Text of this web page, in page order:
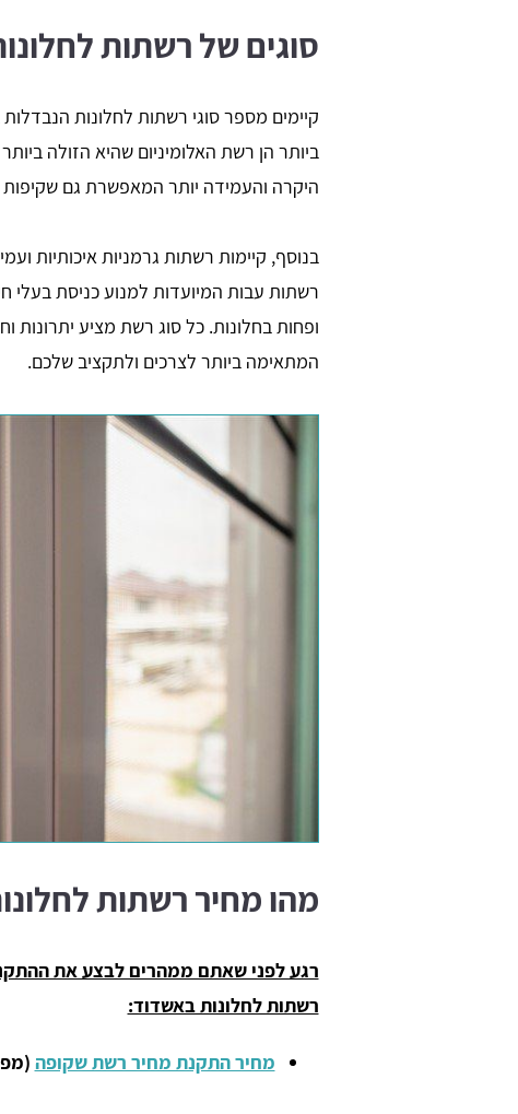
סוגים של רשתות
קיימים מספר סוגי רשתות לחלונות הנבדלות
ביותר הן רשת האלומיניום שהיא הזולה
היקרה והעמידה יותר המאפשרת גם שקיפות
בנוסף, קיימות רשתות גרמניות איכותיות
רשתות עבות המיועדות למנוע כניסת בעלי
ופחות בחלונות. כל סוג רשת מציע יתרונות
המתאימה ביותר לצרכים ולתקציב שלכם.
מהו מחיר רשתות
רגע לפני שאתם ממהרים לבצע את
רשתות לחלונות באשדוד:
מחיר התקנת מחיר רשת שקופה
max maxim